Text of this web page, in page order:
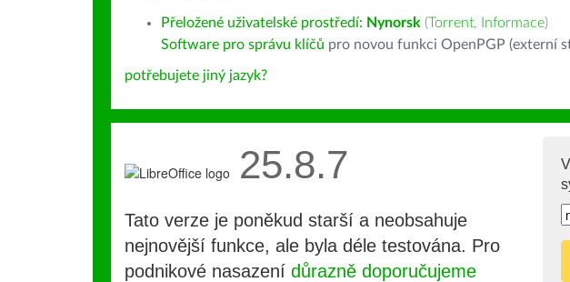
Přeložené uživatelské prostředí: Nynorsk (Torrent, Informace)
Software pro správu klíčů pro novou funkci OpenPGP (externí
potřebujete jiný jazyk?
25.8.7
Tato verze je poněkud starší a neobsahuje
nejnovější funkce, ale byla déle testována. Pro
podnikové nasazení důrazně doporučujeme